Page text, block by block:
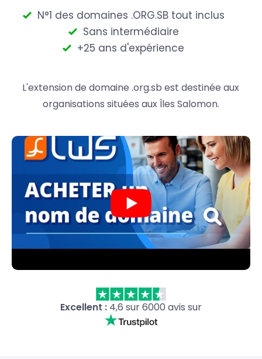
N°1 des domaines .ORG.SB tout inclus
Sans intermédiaire
+25 ans d'expérience
L'extension de domaine .org.sb est destinée aux
organisations situées aux Îles Salomon.
Excellent :4,6 sur 6000 avis sur